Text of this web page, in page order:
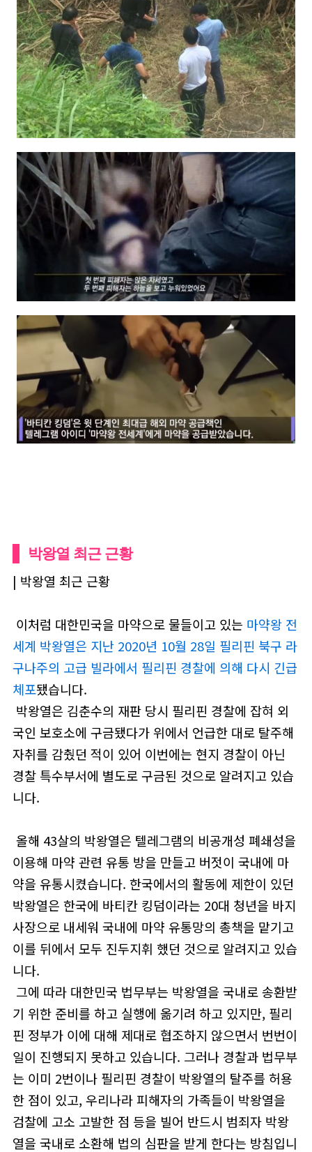
박왕열 최근 근황
| 박왕열 최근 근황
이처럼 대한민국을 마약으로 물들이고 있는 마약왕 전
세계 박왕열은 지난 2020년 10월 28일 필리핀 북구 라
구나주의 고급 빌라에서 필리핀 경찰에 의해 다시 긴급
체포됐습니다.
박왕열은 김춘수의 재판 당시 필리핀 경찰에 잡혀 외
국인 보호소에 구금됐다가 위에서 언급한 대로 탈주해
자취를 감췄던 적이 있어 이번에는 현지 경찰이 아닌
경찰 특수부서에 별도로 구금된 것으로 알려지고 있습
니다.
올해 43살의 박왕열은 텔레그램의 비공개성 폐쇄성을
이용해 마약 관련 유통 방을 만들고 버젓이 국내에 마
약을 유통시켰습니다. 한국에서의 활동에 제한이 있던
박왕열은 한국에 바티칸 킹덤이라는 20대 청년을 바지
사장으로 내세워 국내에 마약 유통망의 총책을 맡기고
이를 뒤에서 모두 진두지휘 했던 것으로 알려지고 있습
니다.
그에 따라 대한민국 법무부는 박왕열을 국내로 송환받
기 위한 준비를 하고 실행에 옮기려 하고 있지만, 필리
핀 정부가 이에 대해 제대로 협조하지 않으면서 번번이
일이 진행되지 못하고 있습니다. 그러나 경찰과 법무부
는 이미 2번이나 필리핀 경찰이 박왕열의 탈주를 허용
한 점이 있고, 우리나라 피해자의 가족들이 박왕열을
검찰에 고소 고발한 점 등을 빌어 반드시 범죄자 박왕
열을 국내로 소환해 법의 심판을 받게 한다는 방침입니